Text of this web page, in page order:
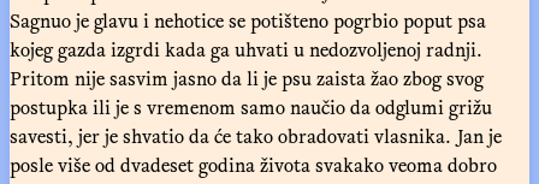
Sagnuo je glavu i nehotice se potišteno pogrbio poput psa
kojeg gazda izgrdi kada ga uhvati u nedozvoljenoj radnji.
Pritom nije sasvim jasno da li je psu zaista žao zbog svog
postupka ili je s vremenom samo naučio da odglumi grižu
savesti, jer je shvatio da će tako obradovati vlasnika. Jan je
posle više od dvadeset godina života svakako veoma dobro